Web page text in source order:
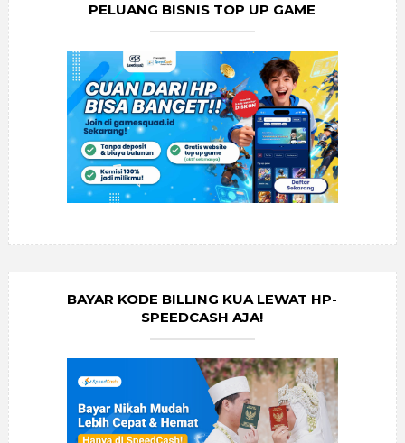
PELUANG BISNIS TOP UP GAME
BAYAR KODE BILLING KUA LEWAT HP-
SPEEDCASH AJA!